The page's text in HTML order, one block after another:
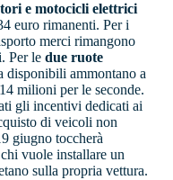
e motocicli elettrici
euro rimanenti. Per i
merci rimangono
Per le due ruote
disponibili ammontano a
milioni per le seconde.
gli incentivi dedicati ai
di veicoli non
giugno toccherà
vuole installare un
sulla propria vettura.